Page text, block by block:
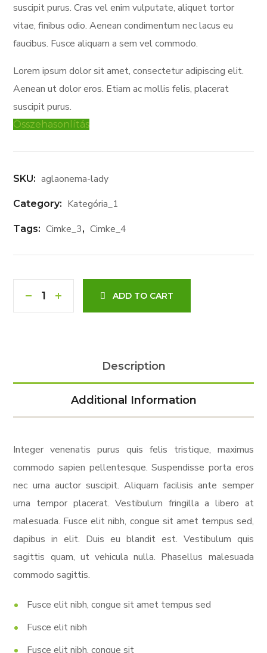
suscipit purus. Cras vel enim vulputate, aliquet tortor
vitae, finibus odio. Aenean condimentum nec lacus eu
faucibus. Fusce aliquam a sem vel commodo.
Lorem ipsum dolor sit amet, consectetur adipiscing elit.
Aenean ut dolor eros. Etiam ac mollis felis, placerat
suscipit purus.
Összehasonlítás
SKU: aglaonema-lady
Category: Kategória_1
Tags: Cimke_3, Cimke_4
ADD TO CART
Description
Additional Information
Integer venenatis purus quis felis tristique, maximus
commodo sapien pellentesque. Suspendisse porta eros
nec urna auctor suscipit. Aliquam facilisis ante semper
urna tempor placerat. Vestibulum fringilla a libero at
malesuada. Fusce elit nibh, congue sit amet tempus sed,
dapibus in elit. Duis eu blandit est. Vestibulum quis
sagittis quam, ut vehicula nulla. Phasellus malesuada
commodo sagittis.
Fusce elit nibh, congue sit amet tempus sed
Fusce elit nibh
Fusce elit nibh, congue sit